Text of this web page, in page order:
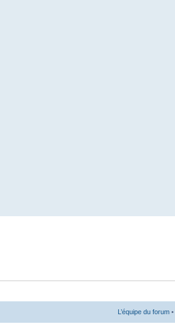
L’équipe du forum •